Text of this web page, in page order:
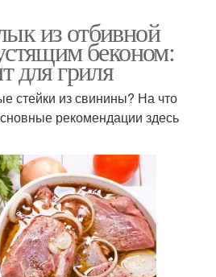
из отбивной
беконом:
для гриля
стейки из свинины? На что
рекомендации здесь